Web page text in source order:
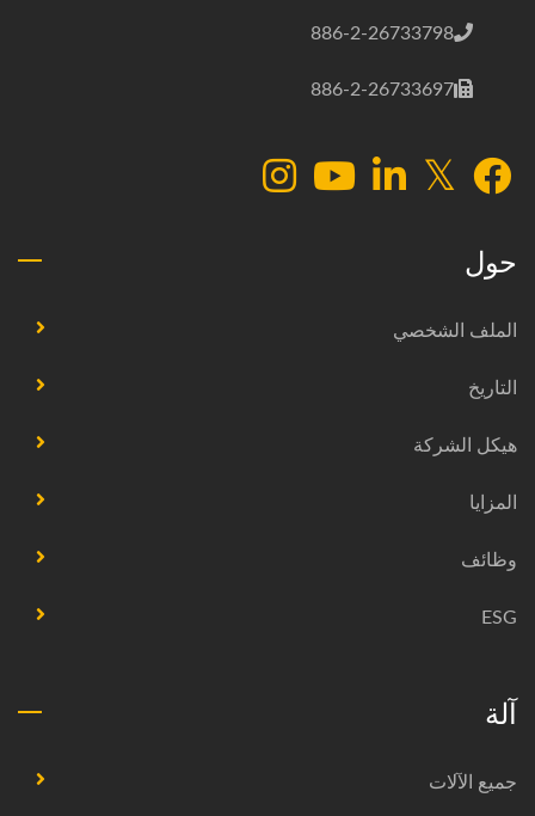
886-2-26733798
886-2-26733697
حول
الملف الشخصي
التاريخ
هيكل الشركة
المزايا
وظائف
ESG
آلة
جميع الآلات